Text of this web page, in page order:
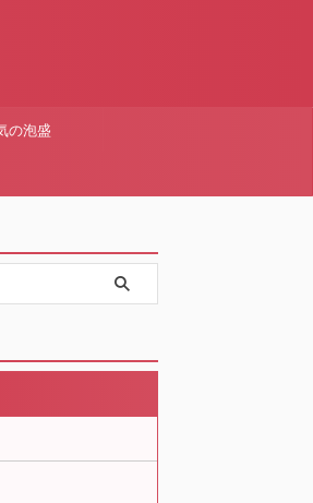
の泡盛